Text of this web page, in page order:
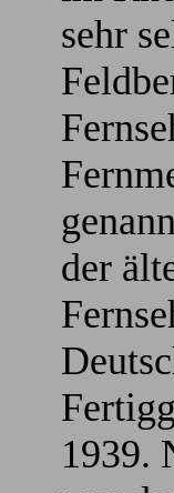
sehr
der
1939.